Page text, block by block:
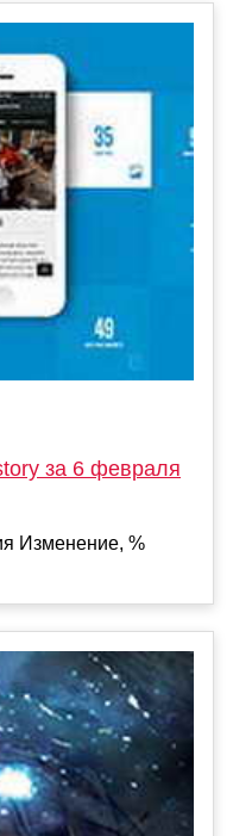
за 6 февраля
Изменение, %